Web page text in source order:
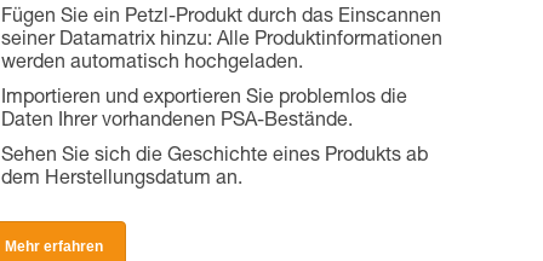
Fügen Sie ein Petzl-Produkt durch das Einscannen
seiner Datamatrix hinzu: Alle Produktinformationen
werden automatisch hochgeladen.
Importieren und exportieren Sie problemlos die
Daten Ihrer vorhandenen PSA-Bestände.
Sehen Sie sich die Geschichte eines Produkts ab
dem Herstellungsdatum an.
Mehr erfahren